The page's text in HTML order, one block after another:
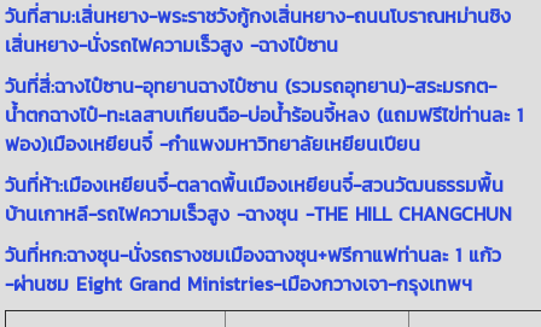
วันที่สาม:เสิ่นหยาง-พระราชวังกู้กงเสิ่นหยาง-ถนนโบราณหม่านชิง
เสิ่นหยาง-นั่งรถไฟความเร็วสูง -ฉางไป๋ซาน
วันที่สี่:ฉางไป๋ซาน-อุทยานฉางไป๋ซาน (รวมรถอุทยาน)-สระมรกต-
น้ำตกฉางไป๋-ทะเลสาบเทียนฉือ-บ่อน้ำร้อนจี้หลง (แถมฟรีไข่ท่านละ 1
ฟอง)เมืองเหยียนจี๋ -กำแพงมหาวิทยาลัยเหยียนเปียน
วันที่ห้า:เมืองเหยียนจี๋-ตลาดพื้นเมืองเหยียนจี๋-สวนวัฒนธรรมพื้น
บ้านเกาหลี-รถไฟความเร็วสูง -ฉางชุน -THE HILL CHANGCHUN
วันที่หก:ฉางชุน-นั่งรถรางชมเมืองฉางชุน+ฟรีกาแฟท่านละ 1 แก้ว
-ผ่านชม Eight Grand Ministries-เมืองกวางเจา-กรุงเทพฯ